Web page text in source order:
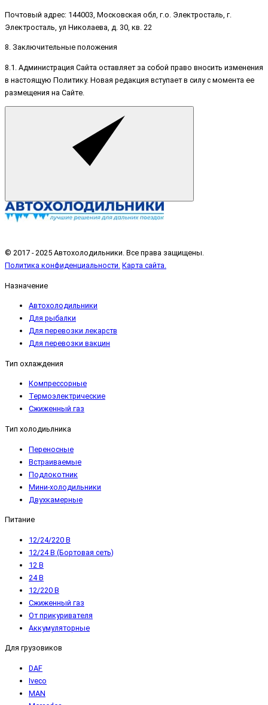
Почтовый адрес: 144003, Московская обл, г.о. Электросталь, г.
Электросталь, ул Николаева, д. 30, кв. 22
8. Заключительные положения
8.1. Администрация Сайта оставляет за собой право вносить изменения
в настоящую Политику. Новая редакция вступает в силу с момента ее
размещения на Сайте.
© 2017 - 2025 Автохолодильники. Все права защищены.
Политика конфиденциальности. Карта сайта.
Назначение
Автохолодильники
Для рыбалки
Для перевозки лекарств
Для перевозки вакцин
Тип охлаждения
Компрессорные
Термоэлектрические
Сжиженный газ
Тип холодиьлника
Переносные
Встраиваемые
Подлокотник
Мини-холодильники
Двухкамерные
Питание
12/24/220 В
12/24 В (Бортовая сеть)
12 В
24 В
12/220 В
Сжиженный газ
От прикуривателя
Аккумуляторные
Для грузовиков
DAF
Iveco
MAN